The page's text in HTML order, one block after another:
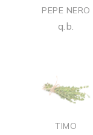
PEPE NERO
q.b.
TIMO